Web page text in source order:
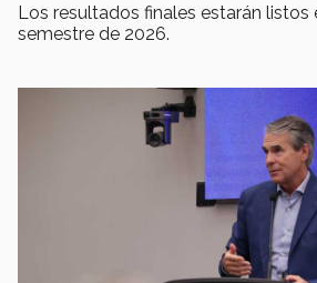
Los resultados finales estarán listos
semestre de 2026.